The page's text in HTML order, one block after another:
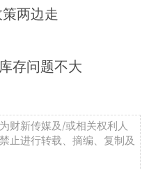
两边走
存问题不大
财新传媒及/或相关权利人
止进行转载、摘编、复制及